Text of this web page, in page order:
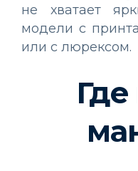
не хватает
модели с
или с люрексом.